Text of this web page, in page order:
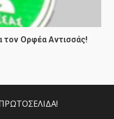
τον Ορφέα Αντισσάς!